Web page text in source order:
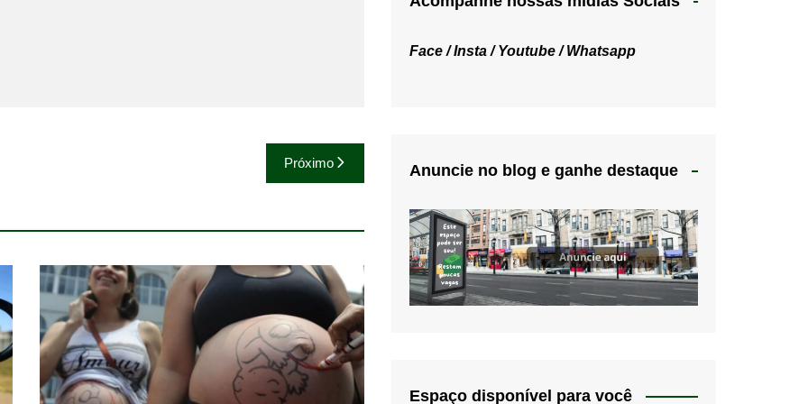
Próximo
Face /Insta /Youtube /Whatsapp
Anuncie no blog e ganhe destaque
Espaço disponível para você